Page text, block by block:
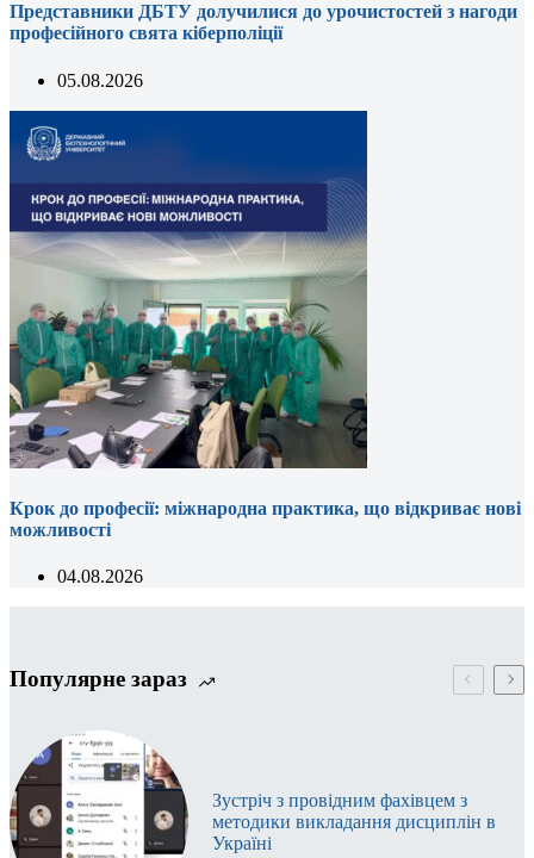
Представники ДБТУ долучилися до урочистостей з нагоди
професійного свята кіберполіції
05.08.2026
Крок до професії: міжнародна практика, що відкриває нові
можливості
04.08.2026
Популярне зараз
Зустріч з провідним фахівцем з
методики викладання дисциплін в
Україні